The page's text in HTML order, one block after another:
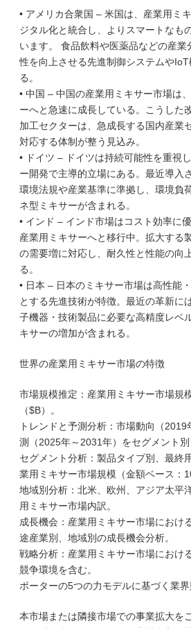
• アメリカ合衆国 – 米国は、産業用ミ
ジタル化と統合し、よりスマートなも
います。 食品飲料や医薬品などの産
性を向上させる先進制御システムや
る。
• 中国 – 中国の産業用ミキサー市場は
ーへと急速に成長している。こうした
加工セクターは、急成長する国内産業
対応する体制が整う見込み。
• ドイツ – ドイツは持続可能性を重視
ー開発で主導的立場にある。最近導入
環境法規や産業基準に準拠し、環境負
ネ型ミキサーが含まれる。
• インド – インド市場はコスト効率に
産業用ミキサーへと移行中。拡大する
の需要増に対応し、耐久性と性能の向
る。
• 日本 – 日本のミキサー市場は高性能
とする先進技術が特徴。最近の革新に
子機器・技術製品に必要な高精度レベ
キサーの増加が含まれる。
世界の産業用ミキサー市場の特徴
市場規模推定：産業用ミキサー市場規
（$B）。
トレンドと予測分析：市場動向（
測（2025年～2031年）をセグメント別
セグメント分析：製品タイプ別、最終
業用ミキサー市場規模（金額ベース：
地域別分析：北米、欧州、アジア太平
用ミキサー市場内訳。
成長機会：産業用ミキサー市場におけ
途産業別、地域別の成長機会分析。
戦略分析：産業用ミキサー市場におけ
競争環境を含む。
ポーターの5つの力モデルに基づく業界
本市場または隣接市場での事業拡大を